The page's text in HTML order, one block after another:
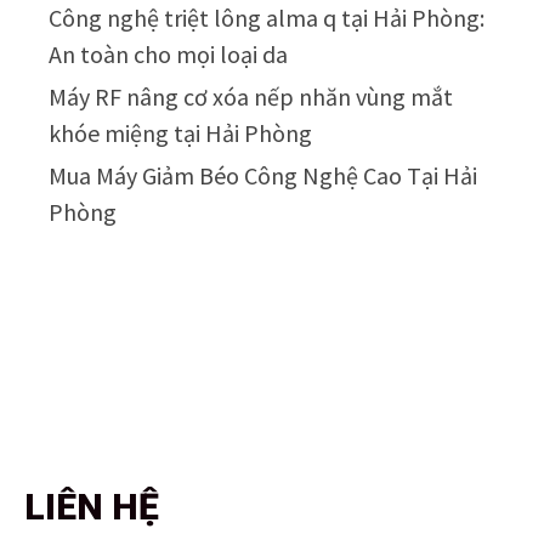
Công nghệ triệt lông alma q tại Hải Phòng:
An toàn cho mọi loại da
Máy RF nâng cơ xóa nếp nhăn vùng mắt
khóe miệng tại Hải Phòng
Mua Máy Giảm Béo Công Nghệ Cao Tại Hải
Phòng
LIÊN HỆ